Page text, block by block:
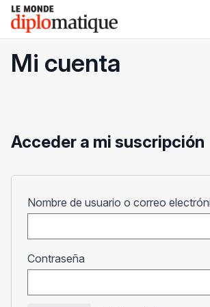
Skip
content
Le monde diplomatique
Mi cuenta
Acceder a mi suscripción
Nombre de usuario o correo
Contraseña